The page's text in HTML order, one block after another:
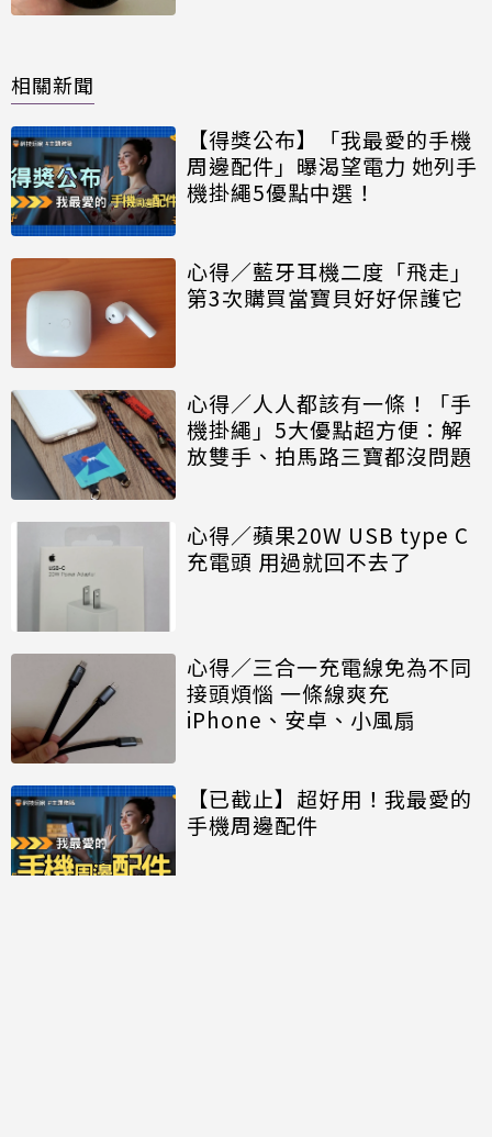
相關新聞
【得獎公布】「我最愛的手機
周邊配件」曝渴望電力 她列手
機掛繩5優點中選！
心得／藍牙耳機二度「飛走」
第3次購買當寶貝好好保護它
心得／人人都該有一條！「手
機掛繩」5大優點超方便：解
放雙手、拍馬路三寶都沒問題
心得／蘋果20W USB type C
充電頭 用過就回不去了
心得／三合一充電線免為不同
接頭煩惱 一條線爽充
iPhone、安卓、小風扇
【已截止】超好用！我最愛的
手機周邊配件